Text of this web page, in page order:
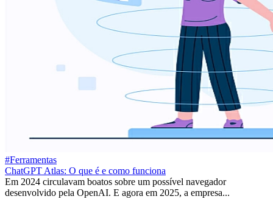
#Ferramentas
ChatGPT Atlas: O que é e como funciona
Em 2024 circulavam boatos sobre um possível navegador
desenvolvido pela OpenAI. E agora em 2025, a empresa...